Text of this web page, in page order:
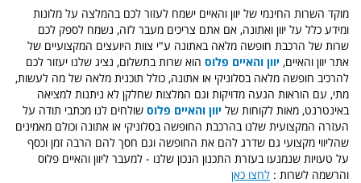
מוקד השרות החינמי של יוון והאיים ישמח לעזור לכם בהמלצה על מלונות
ומידע כלל על יוון ואתונה, אם אתם צריכים מעבר לזה, נשמח לספק לכם
שרות של הרכבת חופשה מלאה באתונה ע"י צוות היועצים המקצועיים של
אתר יוון והאיים, יוון והאיים פלוס הוא שרות בתשלום, נציג שלנו יעזור לכם
להרכיב חופשה מלאה בסלוניקי או אתונה, כולל תוכנית מלאה של מה לעשות,
מתי, עם הוראות הגעה מדויקות וגם המלצות שחלקן לא ניתנות למציאה
באינטרנט, מאות לקוחות של יוון והאיים פלוס שולחים לנו מכתבי תודה על
העזרה המקצועית שלנו בהרכבת החופשה בסלוניקי או אתונה וכולם מאמינים
שהליווי מקצועי גם שדרג להם את החופשה וגם חסך להם הרבה זמן וכסף
על טעויות שנמנעו בעזרת התכנון הנכון שלנו - למעבר ליוון והאיים פלוס
והרשמה לשרות : לחצו כאן